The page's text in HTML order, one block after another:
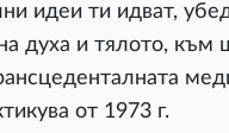
идеи ти идват,
духа и тялото, към
от 1973 г.